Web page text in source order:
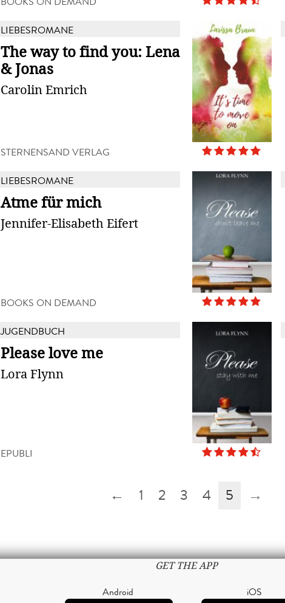
LIEBESROMANE
The way to find you: Lena
& Jonas
Carolin Emrich
STERNENSAND VERLAG
LIEBESROMANE
Atme für mich
Jennifer-Elisabeth Eifert
BOOKS ON DEMAND
JUGENDBUCH
Please love me
Lora Flynn
EPUBLI
← 1 2 3 4 5 →
GET THE APP
Android iOS